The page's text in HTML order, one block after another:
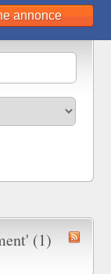
annonce
(1)